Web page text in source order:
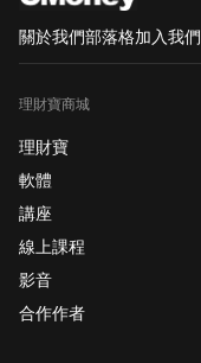
關於我們部落格加入我們
理財寶商城
理財寶
軟體
講座
線上課程
影音
合作作者